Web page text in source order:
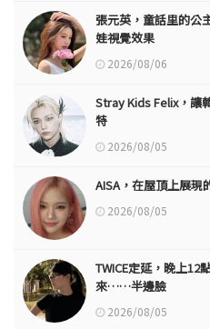
張元英，童話里的
娃視覺效果
2026/08/06
Stray Kids Felix，
特
2026/08/05
AISA，在屋頂上展
2026/08/05
TWICE定延，晚上12
來……半邊臉
2026/08/05